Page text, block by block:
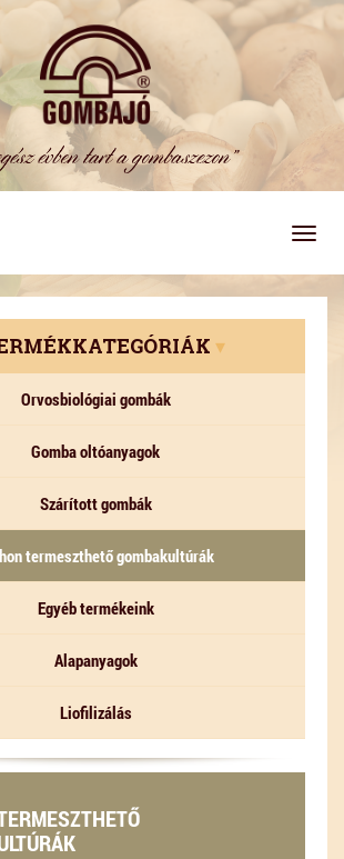
▾
Orvosbiológiai gombák
Gomba oltóanyagok
Szárított gombák
termeszthető gombakultúrák
Egyéb termékeink
Alapanyagok
Liofilizálás